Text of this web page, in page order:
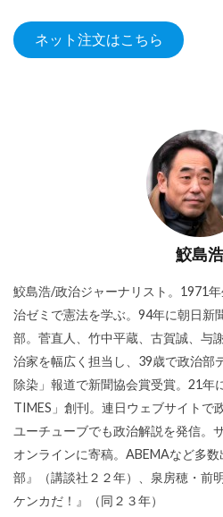
ネット注文はこちら
鮫島浩
鮫島浩/政治ジャーナリスト。1971
治ゼミで憲法を学ぶ。94年に朝日新
部。菅直人、竹中平蔵、古賀誠、与
治家を幅広く担当し、39歳で政治部
除染」報道で新聞協会賞受賞。21年
TIMES」創刊。連日ウェブサイトで
ユーチューブでも政治解説を発信。
オンラインに寄稿。ABEMAなど多
部』（講談社２２年）、泉房穂・前
ケンカだ！』（同２３年）